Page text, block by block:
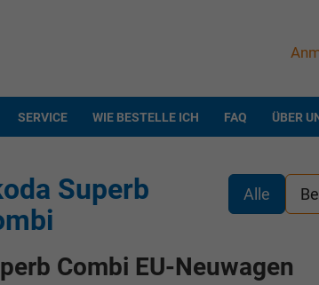
SERVICE WIE BESTELLE ICH FAQ ÜBER
Alle
Superb
Combi EU-Neuwagen